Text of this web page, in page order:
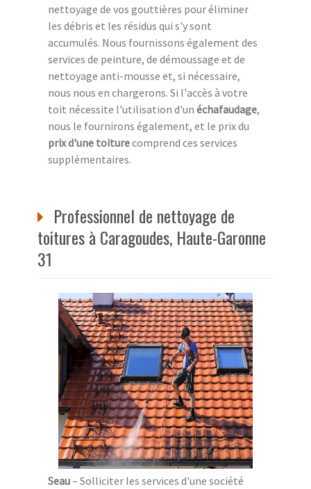
nettoyage de vos gouttières pour éliminer
les débris et les résidus qui s'y sont
accumulés. Nous fournissons également des
services de peinture, de démoussage et de
nettoyage anti-mousse et, si nécessaire,
nous nous en chargerons. Si l'accès à votre
toit nécessite l'utilisation d'un échafaudage,
nous le fournirons également, et le prix du
prix d'une toiturecomprend ces services
supplémentaires.
Professionnel de nettoyage de
toitures à Caragoudes, Haute-Garonne
31
Seau– Solliciter les services d'une société